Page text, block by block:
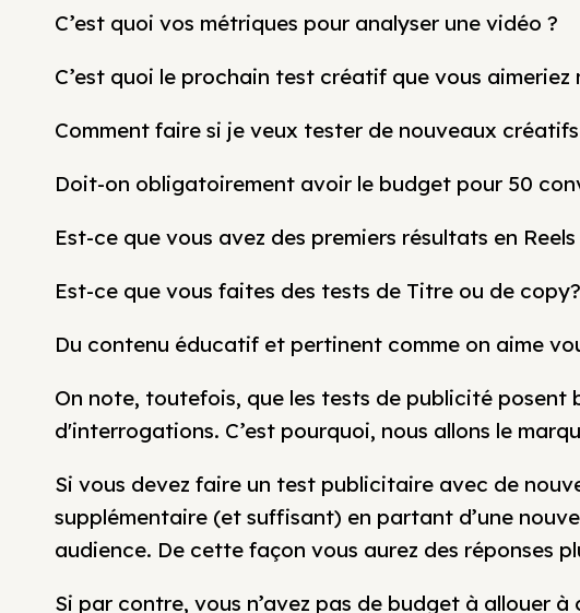
C’est quoi vos métriques pour analyser une vidéo ?
C’est quoi le prochain test créatif que vous aimeriez
Comment faire si je veux tester de nouveaux
Doit-on obligatoirement avoir le budget pour 50
Est-ce que vous avez des premiers résultats en Reels
Est-ce que vous faites des tests de Titre ou de copy?
Du contenu éducatif et pertinent comme on aime
On note, toutefois, que les tests de publicité posent
d'interrogations. C’est pourquoi, nous allons le
Si vous devez faire un test publicitaire avec de
supplémentaire (et suffisant) en partant d’une
audience. De cette façon vous aurez des réponses
Si par contre, vous n’avez pas de budget à allouer